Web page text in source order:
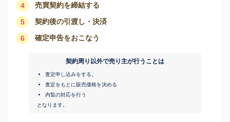
4 売買契約を締結する
5 契約後の引渡し・決済
6 確定申告をおこなう
契約周り以外で売り主が行うことは
査定申し込みをする。
査定をもとに販売価格を決める
内覧の対応を行う
となります。